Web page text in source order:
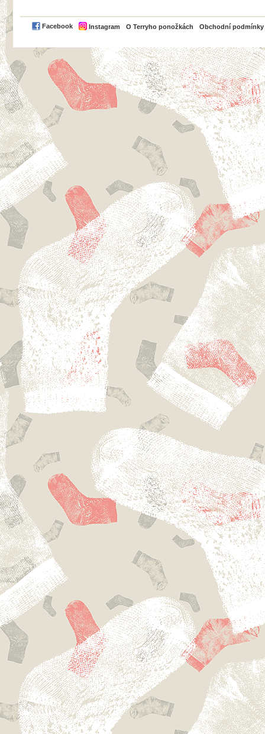
Facebook Instagram O Terryho ponožkách Obchodní podmínky
PayPal